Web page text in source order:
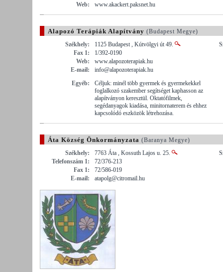
Web:
www.akackert.paksnet.hu
Alapozó Terápiák Alapítvány (Budapest Megye)
Székhely:
1125 Budapest , Kútvölgyi út 49.
Fax 1:
1/392-0190
Web:
www.alapozoterapiak.hu
E-mail:
info@alapozoterapiak.hu
Egyéb:
Céljuk: minél több gyermek és gyermekekkel
foglalkozó szakember segítséget kaphasson az
alapítványon keresztül. Oktatófilmek,
segédanyagok kiadása, minitornaterem és ehhez
kapcsolódó eszközök létrehozása.
Áta Község Önkormányzata (Baranya Megye)
Székhely:
7763 Áta , Kossuth Lajos u. 25.
Telefonszám 1:
72/376-213
Fax 1:
72/586-019
E-mail:
atapolg@citromail.hu